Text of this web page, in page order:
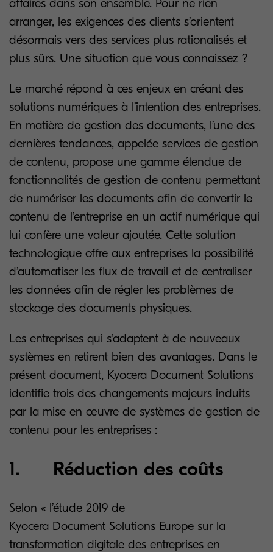
affaires dans son ensemble. Pour ne rien
arranger, les exigences des clients s’orientent
désormais vers des services plus rationalisés et
plus sûrs. Une situation que vous connaissez ?
Le marché répond à ces enjeux en créant des
solutions numériques à l’intention des entreprises.
En matière de gestion des documents, l’une des
dernières tendances, appelée services de gestion
de contenu, propose une gamme étendue de
fonctionnalités de gestion de contenu permettant
de numériser les documents afin de convertir le
contenu de l’entreprise en un actif numérique qui
lui confère une valeur ajoutée. Cette solution
technologique offre aux entreprises la possibilité
d’automatiser les flux de travail et de centraliser
les données afin de régler les problèmes de
stockage des documents physiques.
Les entreprises qui s’adaptent à de nouveaux
systèmes en retirent bien des avantages. Dans le
présent document, Kyocera Document Solutions
identifie trois des changements majeurs induits
par la mise en œuvre de systèmes de gestion de
contenu pour les entreprises :
1. Réduction des coûts
Selon « l’étude 2019 de
Kyocera Document Solutions Europe sur la
transformation digitale des entreprises en